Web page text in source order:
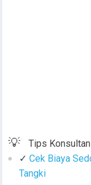
💡
Tips
✓ Cek Biaya
Tangki